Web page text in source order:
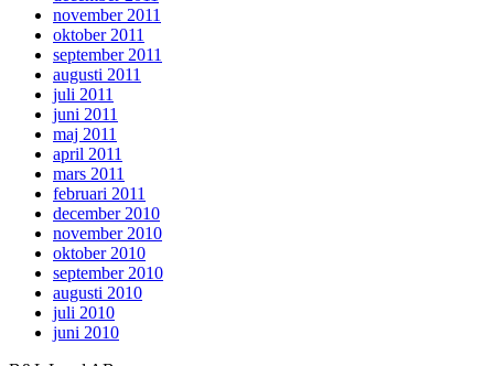
november 2011
oktober 2011
september 2011
augusti 2011
juli 2011
juni 2011
maj 2011
april 2011
mars 2011
februari 2011
december 2010
november 2010
oktober 2010
september 2010
augusti 2010
juli 2010
juni 2010